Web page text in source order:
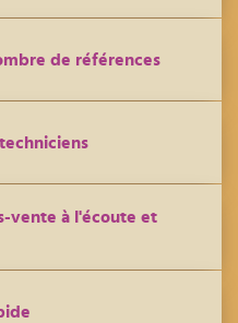
de références
vente à l'écoute et